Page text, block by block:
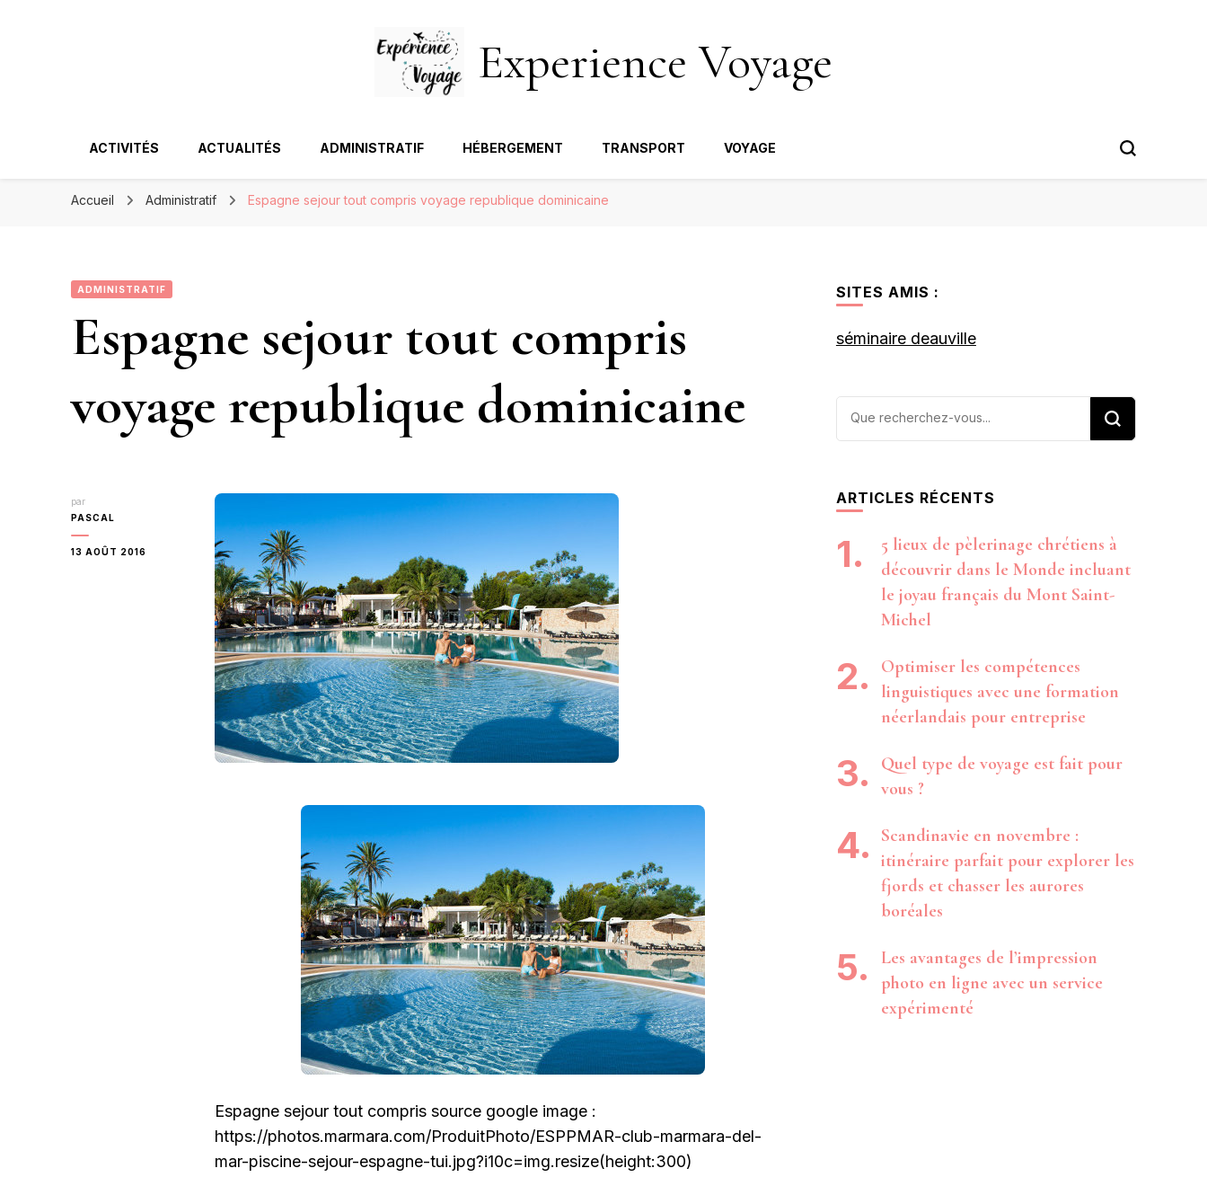
Experience Voyage
ACTIVITÉS ACTUALITÉS ADMINISTRATIF HÉBERGEMENT TRANSPORT VOYAGE
Accueil Administratif Espagne sejour tout compris voyage republique dominicaine
ADMINISTRATIF
Espagne sejour tout compris
voyage republique dominicaine
par
PASCAL
13 AOÛT 2016
Espagne sejour tout compris source google image :
https://photos.marmara.com/ProduitPhoto/ESPPMAR-club-marmara-del-
mar-piscine-sejour-espagne-tui.jpg?i10c=img.resize(height:300)
SITES AMIS :
séminaire deauville
Vous
ARTICLES RÉCENTS
5 lieux de pèlerinage chrétiens à
découvrir dans le Monde incluant
le joyau français du Mont Saint-
Michel
Optimiser les compétences
linguistiques avec une formation
néerlandais pour entreprise
Quel type de voyage est fait pour
vous ?
Scandinavie en novembre :
itinéraire parfait pour explorer les
fjords et chasser les aurores
boréales
Les avantages de l’impression
photo en ligne avec un service
expérimenté